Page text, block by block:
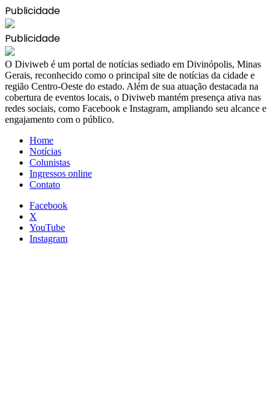
Publicidade
Publicidade
​O Diviweb é um portal de notícias sediado em Divinópolis, Minas
Gerais, reconhecido como o principal site de notícias da cidade e
região Centro-Oeste do estado. Além de sua atuação destacada na
cobertura de eventos locais, o Diviweb mantém presença ativa nas
redes sociais, como Facebook e Instagram, ampliando seu alcance e
engajamento com o público.
Home
Notícias
Colunistas
Ingressos online
Contato
Facebook
X
YouTube
Instagram